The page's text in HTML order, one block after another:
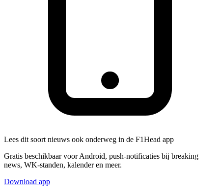
Lees dit soort nieuws ook onderweg in de F1Head app
Gratis beschikbaar voor Android, push-notificaties bij breaking
news, WK-standen, kalender en meer.
Download app